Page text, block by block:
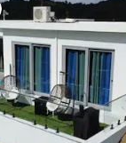
u hostů